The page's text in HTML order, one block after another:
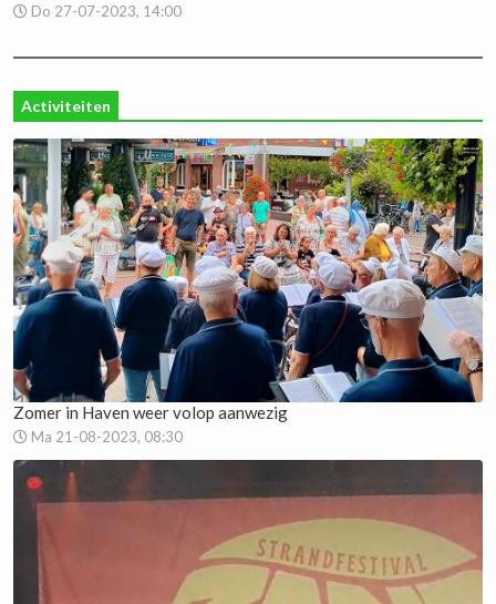
Do 27-07-2023, 14:00
Activiteiten
Zomer in Haven weer volop aanwezig
Ma 21-08-2023, 08:30